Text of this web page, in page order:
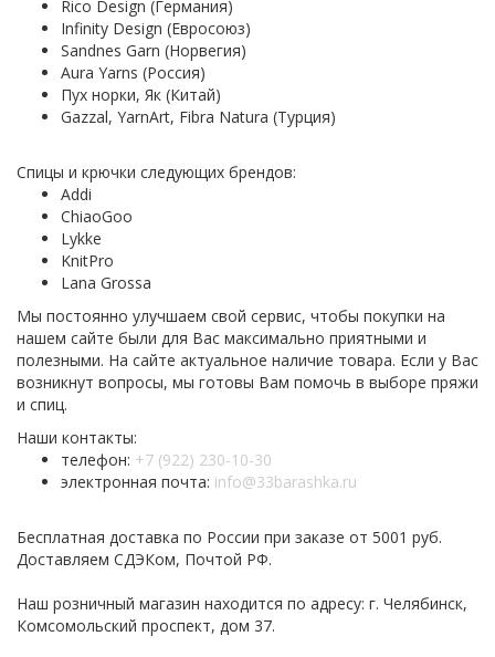
Rico Design (Германия)
Infinity Design (Евросоюз)
Sandnes Garn (Норвегия)
Aura Yarns (Россия)
Пух норки, Як (Китай)
Gazzal, YarnArt, Fibra Natura (Турция)
Спицы и крючки следующих брендов:
Addi
ChiaoGoo
Lykke
KnitPro
Lana Grossa
Мы постоянно улучшаем свой сервис, чтобы покупки на
нашем сайте были для Вас максимально приятными и
полезными. На сайте актуальное наличие товара. Если у Вас
возникнут вопросы, мы готовы Вам помочь в выборе пряжи
и спиц.
Наши контакты:
телефон: +7 (922) 230-10-30
электронная почта: info@33barashka.ru
Бесплатная доставка по России при заказе от 5001 руб.
Доставляем СДЭКом, Почтой РФ.
Наш розничный магазин находится по адресу: г. Челябинск,
Комсомольский проспект, дом 37.